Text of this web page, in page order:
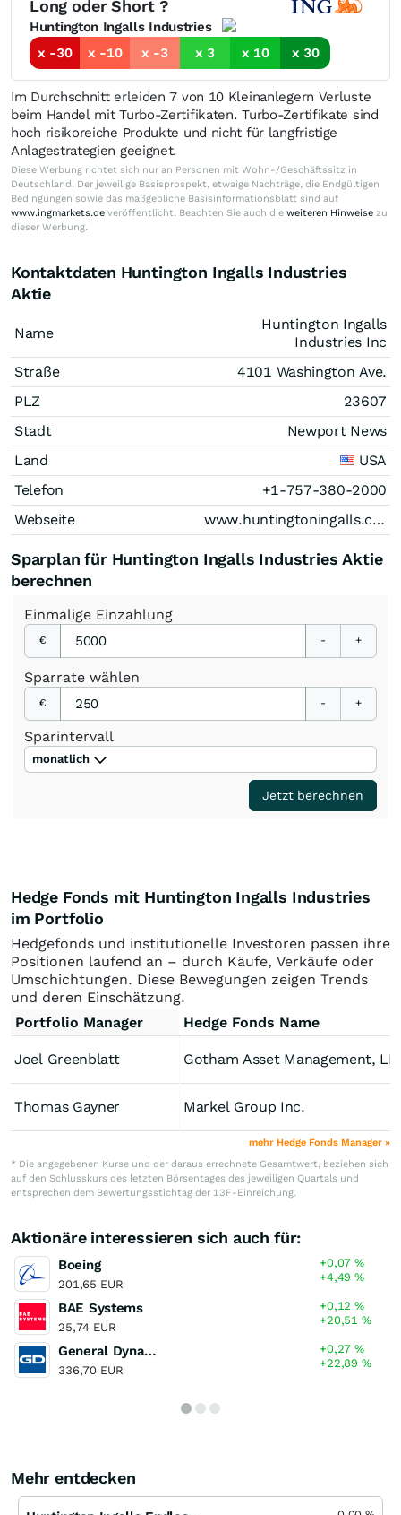
Long oder Short ?
Huntington Ingalls Industries
x -30
x -10 x -3 x 3 x 10 x 30
Im Durchschnitt erleiden 7 von 10 Kleinanlegern Verluste
beim Handel mit Turbo-Zertifikaten. Turbo-Zertifikate sind
hoch risikoreiche Produkte und nicht für langfristige
Anlagestrategien geeignet.
Diese Werbung richtet sich nur an Personen mit Wohn-/Geschäftssitz in
Deutschland. Der jeweilige Basisprospekt, etwaige Nachträge, die Endgültigen
Bedingungen sowie das maßgebliche Basisinformationsblatt sind auf
www.ingmarkets.de veröffentlicht. Beachten Sie auch die weiteren Hinweise zu
dieser Werbung.
Kontaktdaten Huntington Ingalls Industries
Aktie
Name
Huntington Ingalls
Industries Inc
Straße
4101 Washington Ave.
PLZ
23607
Stadt
Newport News
Land
USA
Telefon
+1-757-380-2000
Webseite
www.huntingtoningalls.com
Sparplan für Huntington Ingalls Industries Aktie
berechnen
Einmalige Einzahlung
€ - +
Sparrate wählen
€ - +
Sparintervall
monatlich
Jetzt berechnen
Hedge Fonds mit Huntington Ingalls Industries
im Portfolio
Hedgefonds und institutionelle Investoren passen ihre
Positionen laufend an – durch Käufe, Verkäufe oder
Umschichtungen. Diese Bewegungen zeigen Trends
und deren Einschätzung.
Portfolio Manager
Hedge Fonds Name
Joel Greenblatt Gotham Asset Management,
Thomas Gayner Markel Group Inc.
mehr Hedge Fonds Manager »
* Die angegebenen Kurse und der daraus errechnete Gesamtwert, beziehen sich
auf den Schlusskurs des letzten Börsentages des jeweiligen Quartals und
entsprechen dem Bewertungsstichtag der 13F-Einreichung.
Aktionäre interessieren sich auch für:
Boeing
201,65 EUR
+0,07%
+4,49%
BAE Systems
25,74 EUR
+0,12%
+20,51%
General Dynamics
336,70 EUR
+0,27%
+22,89%
Mehr entdecken